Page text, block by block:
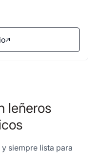
leñeros
siempre lista para